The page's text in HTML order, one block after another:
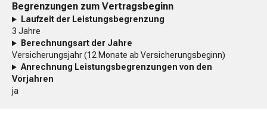
Begrenzungen zum Vertragsbeginn
Laufzeit der Leistungsbegrenzung
3 Jahre
Berechnungsart der Jahre
Versicherungsjahr (12 Monate ab Versicherungsbeginn)
Anrechnung Leistungsbegrenzungen von den
Vorjahren
ja